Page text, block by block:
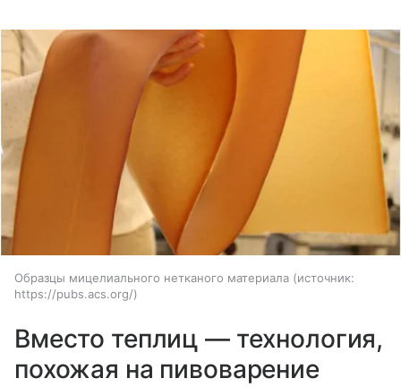
Образцы мицелиального нетканого материала
источник:
https://pubs.acs.org/
Вместо теплиц — технология,
похожая на пивоварение